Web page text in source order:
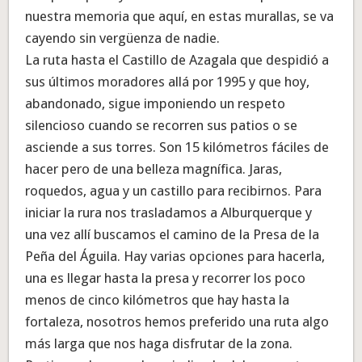
nuestra memoria que aquí, en estas murallas, se va
cayendo sin vergüenza de nadie.
La ruta hasta el Castillo de Azagala que despidió a
sus últimos moradores allá por 1995 y que hoy,
abandonado, sigue imponiendo un respeto
silencioso cuando se recorren sus patios o se
asciende a sus torres. Son 15 kilómetros fáciles de
hacer pero de una belleza magnífica. Jaras,
roquedos, agua y un castillo para recibirnos. Para
iniciar la rura nos trasladamos a Alburquerque y
una vez allí buscamos el camino de la Presa de la
Peña del Águila. Hay varias opciones para hacerla,
una es llegar hasta la presa y recorrer los poco
menos de cinco kilómetros que hay hasta la
fortaleza, nosotros hemos preferido una ruta algo
más larga que nos haga disfrutar de la zona.